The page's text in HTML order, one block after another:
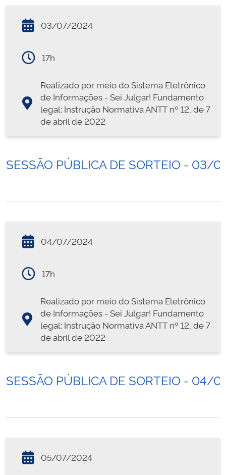
03/07/2024
17h
Realizado por meio do Sistema Eletrônico
de Informações - Sei Julgar! Fundamento
legal: Instrução Normativa ANTT nº 12, de 7
de abril de 2022
SESSÃO PÚBLICA DE SORTEIO - 03/
04/07/2024
17h
Realizado por meio do Sistema Eletrônico
de Informações - Sei Julgar! Fundamento
legal: Instrução Normativa ANTT nº 12, de 7
de abril de 2022
SESSÃO PÚBLICA DE SORTEIO - 04/
05/07/2024